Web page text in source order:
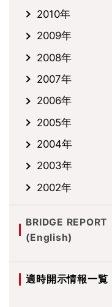
2010年
2009年
2008年
2007年
2006年
2005年
2004年
2003年
2002年
BRIDGE REPORT
(English)
適時開示情報一覧